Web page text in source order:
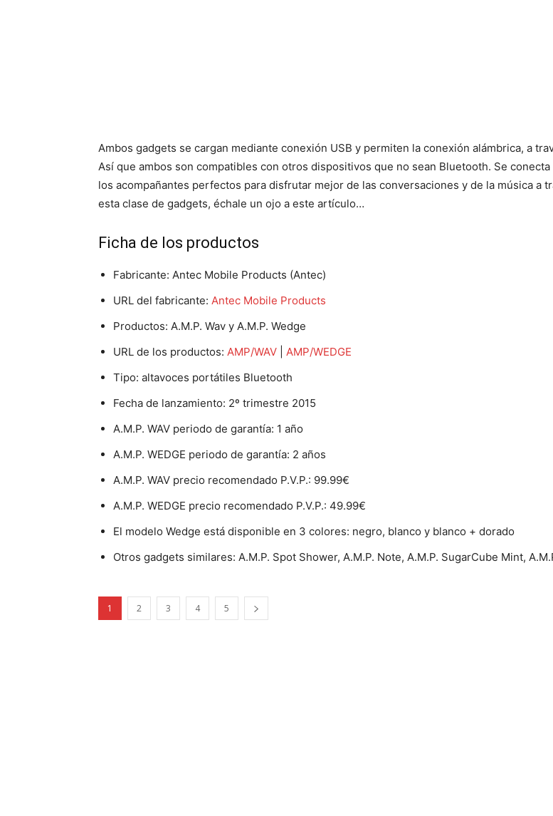
Ambos gadgets se cargan mediante conexión USB y permiten la conexión alámbrica, a
Así que ambos son compatibles con otros dispositivos que no sean Bluetooth. Se
los acompañantes perfectos para disfrutar mejor de las conversaciones y de la música
esta clase de gadgets, échale un ojo a este artículo…
Ficha de los productos
Fabricante: Antec Mobile Products (Antec)
URL del fabricante: Antec Mobile Products
Productos: A.M.P. Wav y A.M.P. Wedge
URL de los productos: AMP/WAV
AMP/WEDGE
Tipo: altavoces portátiles Bluetooth
Fecha de lanzamiento: 2º trimestre 2015
A.M.P. WAV periodo de garantía: 1 año
A.M.P. WEDGE periodo de garantía: 2 años
A.M.P. WAV precio recomendado P.V.P.: 99.99€
A.M.P. WEDGE precio recomendado P.V.P.: 49.99€
El modelo Wedge está disponible en 3 colores: negro, blanco y blanco + dorado
Otros gadgets similares: A.M.P. Spot Shower, A.M.P. Note, A.M.P. SugarCube Mint,
1 2 3 4 5